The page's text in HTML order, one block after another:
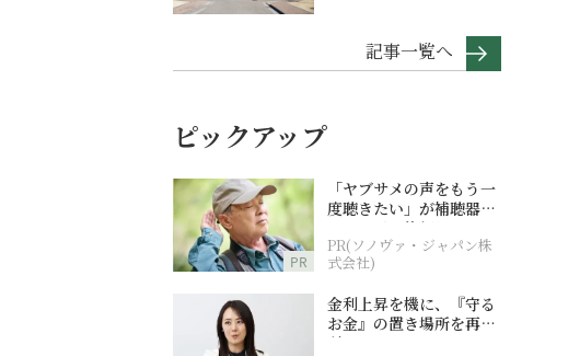
記事一覧へ
ピックアップ
PR
「ヤブサメの声をもう一
度聴きたい」が補聴器チ
ャレンジの後押しに
PR(ソノヴァ・ジャパン株
式会社)
金利上昇を機に、『守る
お金』の置き場所を再検
討